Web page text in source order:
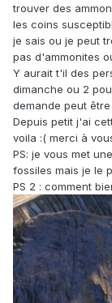
trouver des
les coins
je sais ou je peut
pas d'ammonites
Y aurait t'il des
dimanche ou 2
demande peut
Depuis petit j'ai
voila :( merci à
PS: je vous met
fossiles mais je le
PS 2 : comment